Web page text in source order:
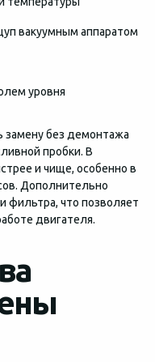
вакуумным аппаратом
уровня
замену без демонтажа
пробки. В
и чище, особенно в
Дополнительно
фильтра, что позволяет
двигателя.